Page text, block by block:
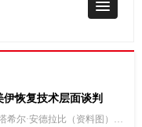
恢复技术层面谈判
尔·安德拉比（资料图）当